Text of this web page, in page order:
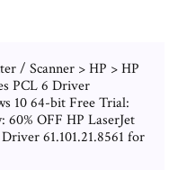
/ Scanner > HP > HP
PCL 6 Driver
10 64-bit Free Trial:
60% OFF HP LaserJet
61.101.21.8561 for